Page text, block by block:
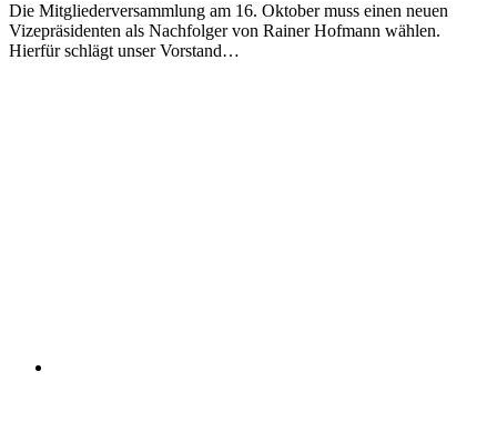
Die Mitgliederversammlung am 16. Oktober muss einen neuen
Vizepräsidenten als Nachfolger von Rainer Hofmann wählen.
Hierfür schlägt unser Vorstand…